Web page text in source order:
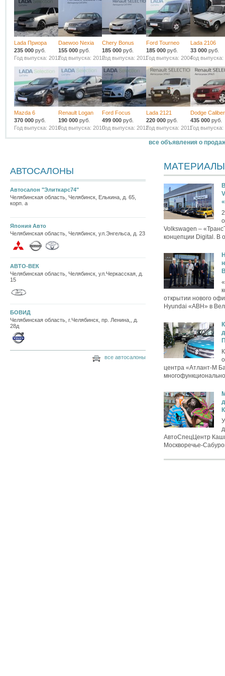
Lada Приора
235 000 руб.
Год выпуска: 2012
Daewoo Nexia
155 000руб.
Год выпуска: 2012
Chery Bonus
185 000 руб.
Год выпуска: 2011
Ford Tourneo
185 000 руб.
Год выпуска: 2004
Lada 2106
33 000руб.
Год выпуска:
Mazda 6
370 000 руб.
Год выпуска: 2010
Renault Logan
190 000руб.
Год выпуска: 2010
Ford Focus
499 000 руб.
Год выпуска: 2012
Lada 2121
220 000 руб.
Год выпуска: 2011
Dodge Caliber
435 000руб.
Год выпуска:
все объявления о
АВТОСАЛОНЫ
Автосалон "Элиткарс74"
Челябинская область, Челябинск, Елькина, д. 65,
корп. а
Япония Авто
Челябинская область, Челябинск, ул.Энгельса, д. 23
АВТО-ВЕК
Челябинская область, Челябинск, ул.Черкасская, д.
15
БОВИД
Челябинская область, г.Челябинск, пр. Ленина,, д.
28д
все автосалоны
Volkswagen –
концепции Digital. В
открытии нового
Hyundai «АВН» в
центра «Атлант-М
АвтоСпецЦентр
Москворечье-